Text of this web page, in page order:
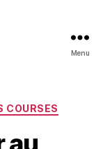
Menu
COURSES